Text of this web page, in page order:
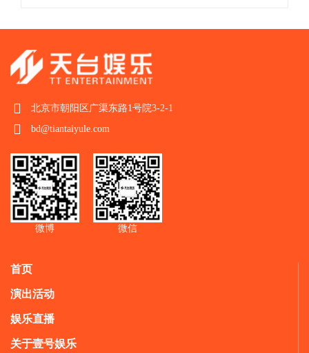
北京市朝阳区广渠东路1号院3-2-1
bd@tiantaiyule.com
微博 微信
首页
演出活动
娱乐直播
关于壹号娱乐